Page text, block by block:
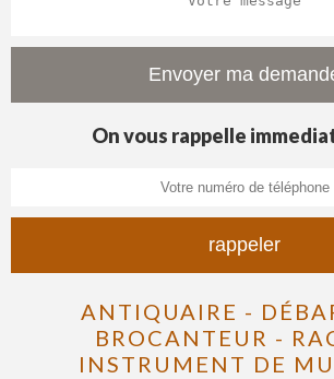
On vous rappelle
ANTIQUAIRE -
BROCANTEUR -
INSTRUMENT DE